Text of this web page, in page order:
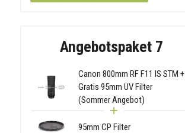
Angebotspaket 7
Canon 800mm RF F11 IS STM +
Gratis 95mm UV Filter
(Sommer Angebot)
95mm CP Filter